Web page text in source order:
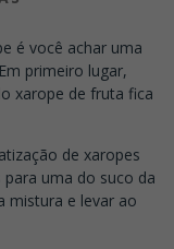
é você achar uma
primeiro lugar,
xarope de fruta fica
de xaropes
uma do suco da
mistura e levar ao